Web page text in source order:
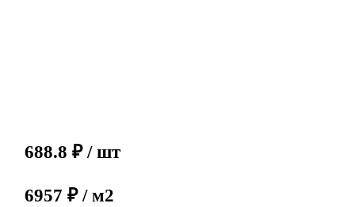
688.8 ₽ / шт
6957 ₽ / м2